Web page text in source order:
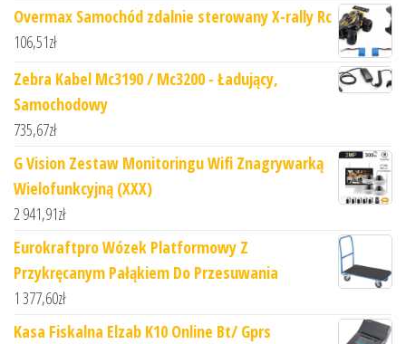
Overmax Samochód zdalnie sterowany X-rally Rc
106,51zł
Zebra Kabel Mc3190 / Mc3200 - Ładujący,
Samochodowy
735,67zł
G Vision Zestaw Monitoringu Wifi Znagrywarką
Wielofunkcyjną (XXX)
2 941,91zł
Eurokraftpro Wózek Platformowy Z
Przykręcanym Pałąkiem Do Przesuwania
1 377,60zł
Kasa Fiskalna Elzab K10 Online Bt/ Gprs